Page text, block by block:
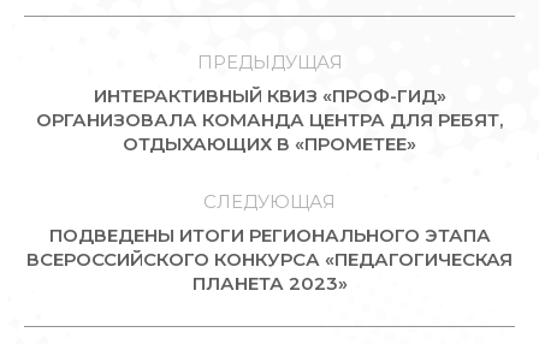
ЗАПИСЯМ
ПРЕДЫДУЩАЯ
Предыдущая
запись:
ИНТЕРАКТИВНЫЙ КВИЗ «ПРОФ-ГИД»
ОРГАНИЗОВАЛА КОМАНДА ЦЕНТРА ДЛЯ РЕБЯТ,
ОТДЫХАЮЩИХ В «ПРОМЕТЕЕ»
СЛЕДУЮЩАЯ
Следующая
запись:
ПОДВЕДЕНЫ ИТОГИ РЕГИОНАЛЬНОГО ЭТАПА
ВСЕРОССИЙСКОГО КОНКУРСА «ПЕДАГОГИЧЕСКАЯ
ПЛАНЕТА 2023»